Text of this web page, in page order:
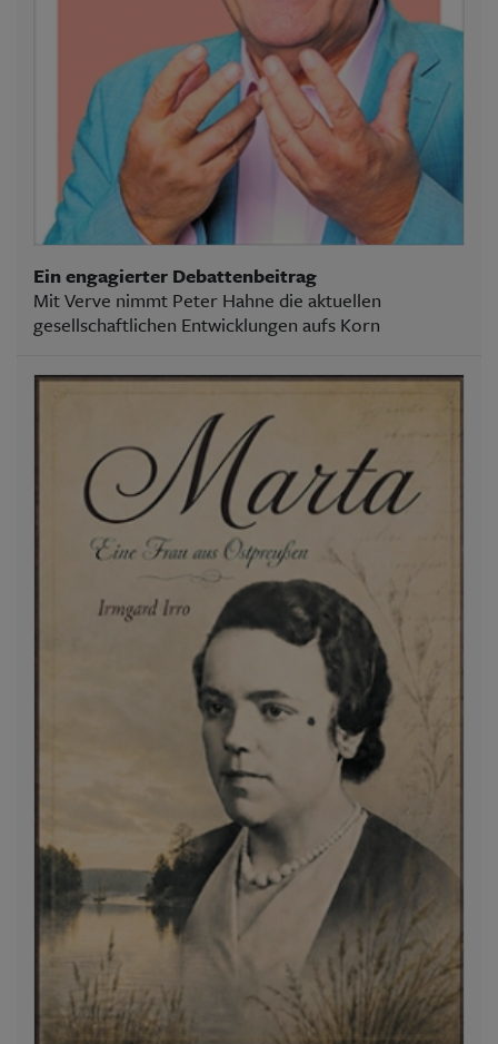
Ein engagierter Debattenbeitrag
Mit Verve nimmt Peter Hahne die aktuellen
gesellschaftlichen Entwicklungen aufs Korn